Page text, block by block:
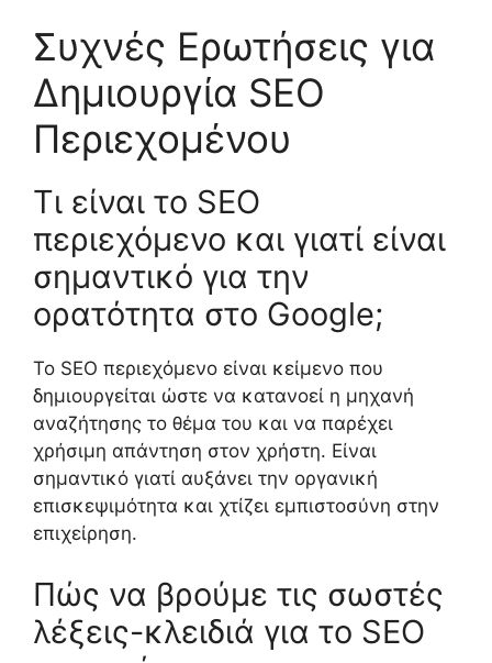
Συχνές Ερωτήσεις για
Δημιουργία SEO
Περιεχομένου
Τι είναι το SEO
περιεχόμενο και γιατί είναι
σημαντικό για την
ορατότητα στο Google;
Το SEO περιεχόμενο είναι κείμενο που
δημιουργείται ώστε να κατανοεί η μηχανή
αναζήτησης το θέμα του και να παρέχει
χρήσιμη απάντηση στον χρήστη. Είναι
σημαντικό γιατί αυξάνει την οργανική
επισκεψιμότητα και χτίζει εμπιστοσύνη στην
επιχείρηση.
Πώς να βρούμε τις σωστές
λέξεις-κλειδιά για το SEO